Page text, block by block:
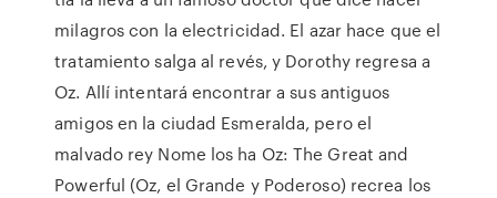
milagros con la electricidad. El azar hace que el
tratamiento salga al revés, y Dorothy regresa a
Oz. Allí intentará encontrar a sus antiguos
amigos en la ciudad Esmeralda, pero el
malvado rey Nome los ha Oz: The Great and
Powerful (Oz, el Grande y Poderoso) recrea los